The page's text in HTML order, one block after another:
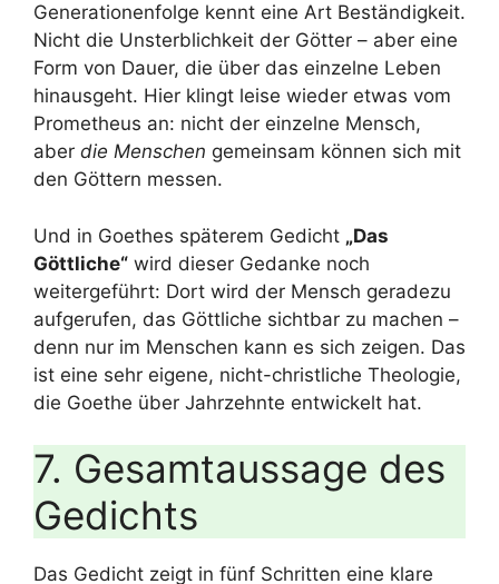
Generationenfolge kennt eine Art Beständigkeit.
Nicht die Unsterblichkeit der Götter – aber eine
Form von Dauer, die über das einzelne Leben
hinausgeht. Hier klingt leise wieder etwas vom
Prometheus an: nicht der einzelne Mensch,
aber die Menschen gemeinsam können sich mit
den Göttern messen.
Und in Goethes späterem Gedicht „Das
Göttliche“ wird dieser Gedanke noch
weitergeführt: Dort wird der Mensch geradezu
aufgerufen, das Göttliche sichtbar zu machen –
denn nur im Menschen kann es sich zeigen. Das
ist eine sehr eigene, nicht-christliche Theologie,
die Goethe über Jahrzehnte entwickelt hat.
7. Gesamtaussage des
Gedichts
Das Gedicht zeigt in fünf Schritten eine klare